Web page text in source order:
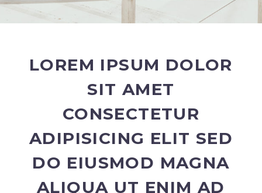
LOREM IPSUM DOLOR
SIT AMET
CONSECTETUR
ADIPISICING ELIT SED
DO EIUSMOD MAGNA
ALIQUA UT ENIM AD